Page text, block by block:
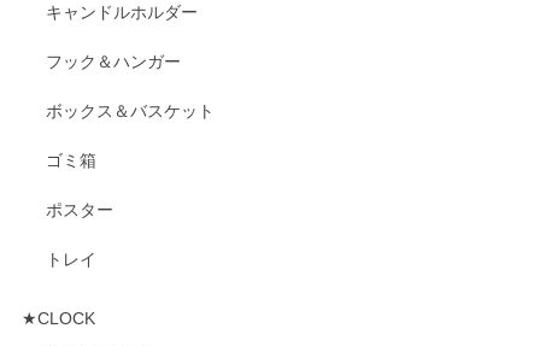
キャンドルホルダー
フック＆ハンガー
ボックス＆バスケット
ゴミ箱
ポスター
トレイ
★CLOCK